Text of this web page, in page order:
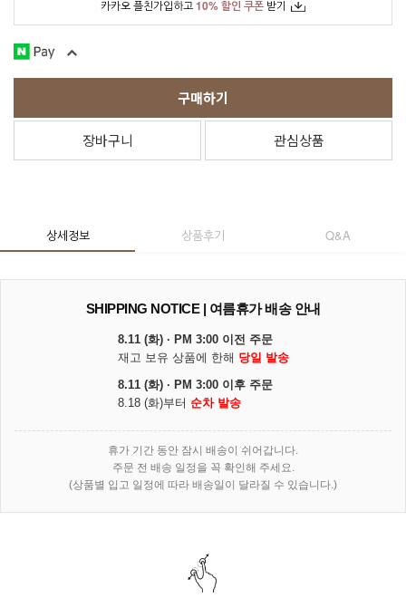
카카오 플친가입하고10% 할인 쿠폰 받기
구매하기
장바구니 관심상품
상세정보 상품후기 Q&A
SHIPPING NOTICE | 여름휴가 배송 안내
8.11 (화) · PM 3:00 이전 주문
재고 보유 상품에 한해 당일 발송
8.11 (화) · PM 3:00 이후 주문
8.18 (화)부터 순차 발송
휴가 기간 동안 잠시 배송이 쉬어갑니다.
주문 전 배송 일정을 꼭 확인해 주세요.
(상품별 입고 일정에 따라 배송일이 달라질 수 있습니다.)